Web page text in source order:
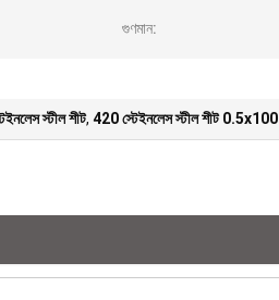
গুণমান:
স্টীল শীট, 420 স্টেইনলেস স্টীল শীট 0.5x100